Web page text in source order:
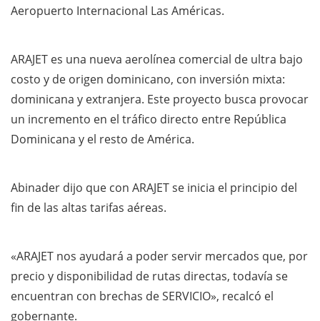
Aeropuerto Internacional Las Américas.
ARAJET es una nueva aerolínea comercial de ultra bajo
costo y de origen dominicano, con inversión mixta:
dominicana y extranjera. Este proyecto busca provocar
un incremento en el tráfico directo entre República
Dominicana y el resto de América.
Abinader dijo que con ARAJET se inicia el principio del
fin de las altas tarifas aéreas.
«ARAJET nos ayudará a poder servir mercados que, por
precio y disponibilidad de rutas directas, todavía se
encuentran con brechas de SERVICIO», recalcó el
gobernante.